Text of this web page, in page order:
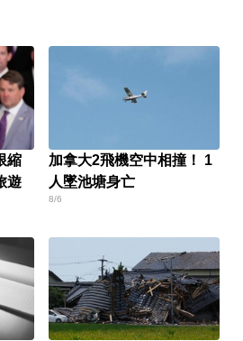
縮
遊
加拿大2飛機空中相撞！ 1
人墜池塘身亡
8/6